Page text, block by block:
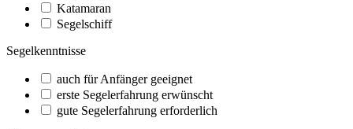
Katamaran
Segelschiff
Segelkenntnisse
auch für Anfänger geeignet
erste Segelerfahrung erwünscht
gute Segelerfahrung erforderlich